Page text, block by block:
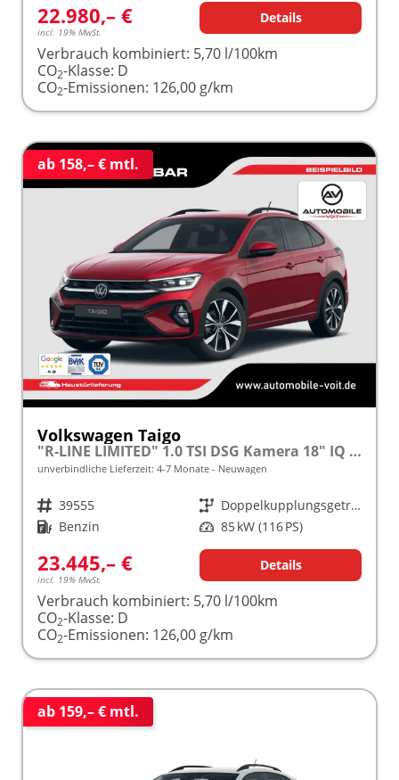
22.980,– €
incl. 19% MwSt.
Details
Verbrauch kombiniert: 5,70 l/100km
CO2-Klasse: D
CO2-Emissionen: 126,00 g/km
ab 158,– € mtl.
Volkswagen Taigo
"R-LINE LIMITED" 1.0 TSI DSG Kamera 18" IQ Light Matrix-LED
unverbindliche Lieferzeit: 4-7 Monate Neuwagen
Fahrzeugnr. 39555 Getriebe
Doppelkupplungsgetriebe (DSG)
Kraftstoff Benzin Leistung 85 kW (116 PS)
23.445,– €
incl. 19% MwSt.
Details
Verbrauch kombiniert: 5,70 l/100km
CO2-Klasse: D
CO2-Emissionen: 126,00 g/km
ab 159,– € mtl.